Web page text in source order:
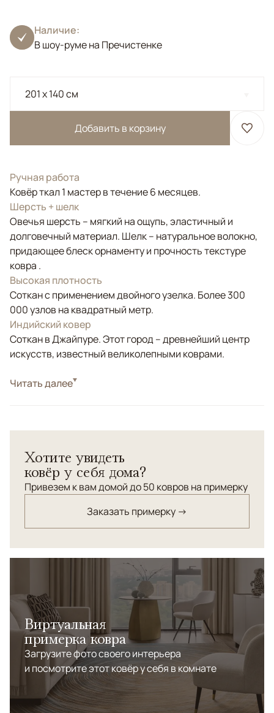
Наличие:
В шоу-руме на Пречистенке
201 x 140 см
Добавить в корзину
Ручная работа
Ковёр ткал 1 мастер в течение 6 месяцев.
Шерсть + шелк
Овечья шерсть – мягкий на ощупь, эластичный и
долговечный материал. Шелк – натуральное волокно,
придающее блеск орнаменту и прочность текстуре
ковра .
Высокая плотность
Соткан с применением двойного узелка. Более 300
000 узлов на квадратный метр.
Индийский ковер
Соткан в Джайпуре. Этот город – древнейший центр
искусств, известный великолепными коврами.
СтильКлассические
гамме. Соткан из натурального шелка и шерсти
высшей категории. Рельефная стрижка ворса.
Читать далее
Хотите увидеть
ковёр у себя дома?
Привезем к вам домой до 50 ковров на примерку
Заказать примерку →
Виртуальная
примерка ковра
Загрузите фото своего интерьера
и посмотрите этот ковёр у себя в комнате